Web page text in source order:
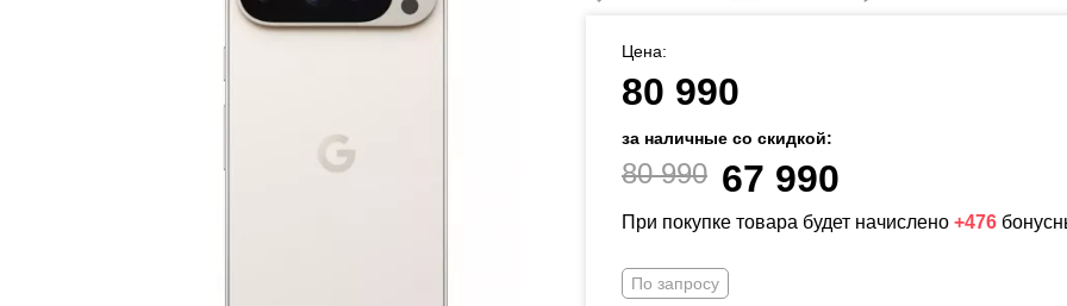
Цена:
80 990
за наличные со скидкой:
80 990 67 990
При покупке товара будет начислено +476
По запросу